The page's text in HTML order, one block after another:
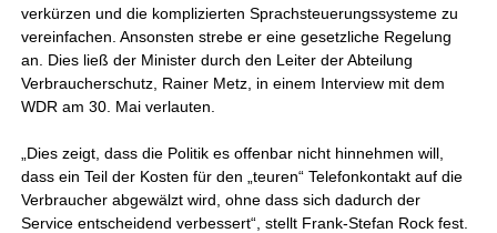
verkürzen und die komplizierten Sprachsteuerungssysteme zu
vereinfachen. Ansonsten strebe er eine gesetzliche Regelung
an. Dies ließ der Minister durch den Leiter der Abteilung
Verbraucherschutz, Rainer Metz, in einem Interview mit dem
WDR am 30. Mai verlauten.
„Dies zeigt, dass die Politik es offenbar nicht hinnehmen will,
dass ein Teil der Kosten für den „teuren“ Telefonkontakt auf die
Verbraucher abgewälzt wird, ohne dass sich dadurch der
Service entscheidend verbessert“, stellt Frank-Stefan Rock fest.